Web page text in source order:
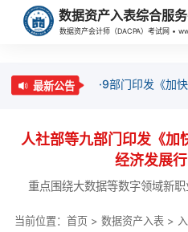
数据资产入表综合服
数据资产会计师（DACPA）考试网 •
最新公告 ·9部门印发《加
人社部等九部门印发《加
经济发展行
重点围绕大数据等数字领域新
当前位置： 首页> 数据资产入表>